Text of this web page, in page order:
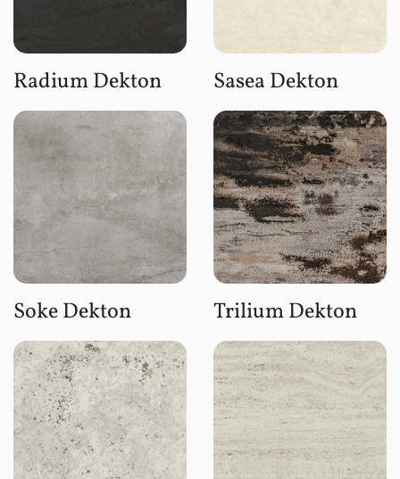
Radium Dekton Sasea Dekton
Soke Dekton Trilium Dekton